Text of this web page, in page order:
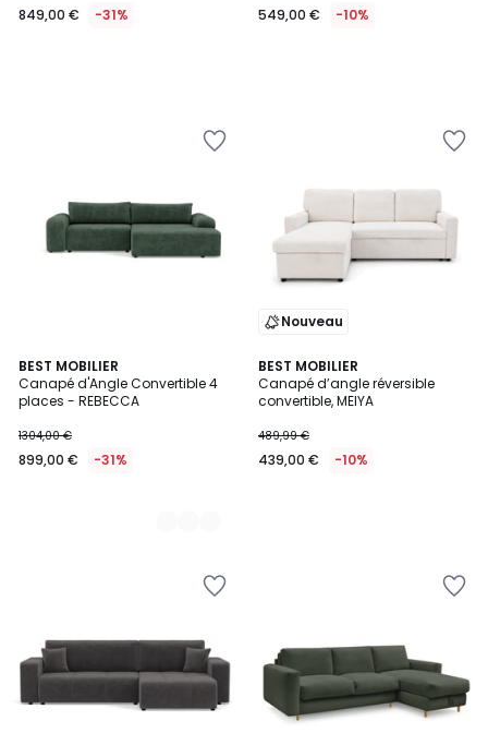
849,00 € -31% 549,00 € -10%
BEST MOBILIER
Canapé d'Angle Convertible 4
places - REBECCA
1304,00 €
899,00 € -31%
9
Couleurs
Nouveau
BEST MOBILIER
Canapé d’angle réversible
convertible, MEIYA
489,99 €
439,00 € -10%